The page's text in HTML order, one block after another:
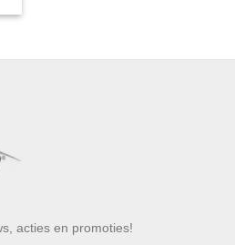
acties en promoties!